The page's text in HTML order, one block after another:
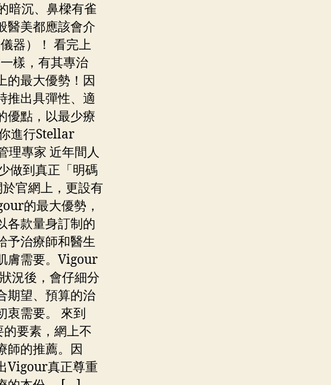
暗沉、鼻樑有雀
醫美都應該會介
器）！ 看完上
樣，有其專治
的最大優勢！因
推出具彈性、適
優點，以最少療
進行Stellar
理專家 近年間人
做到真正「明碼
官網上，更設有
的最大優勢，
各款量身訂制的
予治療師和醫生
膚需要。Vigour
況後，會仔細分
期望、預算的治
衷需要。 來到
要素，網上不
師的推薦。因
Vigour真正尊重